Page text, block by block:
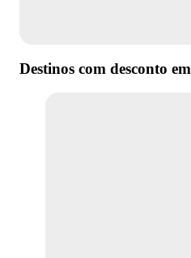
Destinos com desconto em